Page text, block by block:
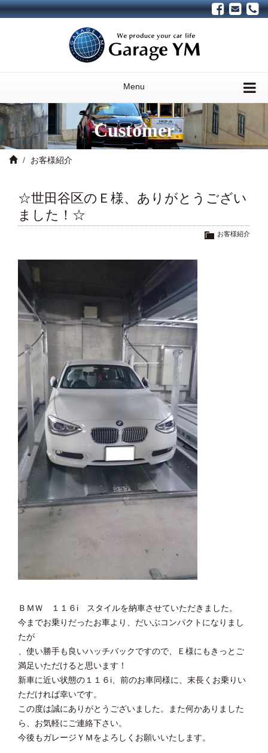
Menu
Customer
お客様紹介
☆世田谷区のＥ様、ありがとうござい
ました！☆
お客様紹介
ＢＭＷ １１６i スタイルを納車させていただきました。
今までお乗りだったお車より、だいぶコンパクトになりまし
たが
、使い勝手も良いハッチバックですので、Ｅ様にもきっとご
満足いただけると思います！
新車に近い状態の１１６i、前のお車同様に、末長くお乗りい
ただければ幸いです。
この度は誠にありがとうございました。また何かありました
ら、お気軽にご連絡下さい。
今後もガレージＹＭをよろしくお願いいたします。